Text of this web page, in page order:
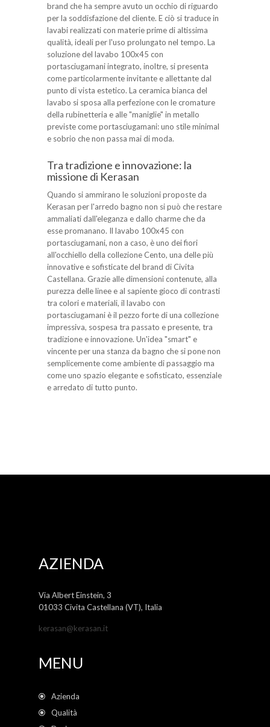
brand che ha sempre avuto un occhio di riguardo
per la soddisfazione del cliente. E ciò si traduce in
lavabi realizzati con materie prime di altissima
qualità, ideali per l'uso prolungato nel tempo. La
soluzione del lavabo 100x45 con
portasciugamani integrato, inoltre, si presenta
come particolarmente invitante e allettante dal
punto di vista estetico. La ceramica bianca del
lavabo si sposa alla perfezione con le cromature
della rubinetteria e alle "maniglie" in metallo
previste come portasciugamani: uno stile minimal
e sobrio che non passa mai di moda.
Tra tradizione e innovazione: la
missione di Kerasan
Quando si ammirano le soluzioni proposte da
Kerasan per l'arredo bagno non si può che restare
ammaliati dall'eleganza e dallo charme che da
esse promanano. Il lavabo 100x45 con
portasciugamani, non a caso, è uno dei fiori
all'occhiello della collezione Cento, una delle più
innovative e sofisticate del brand di Civita
Castellana. Grazie alle dimensioni contenute, alla
purezza delle linee e al sapiente gioco di contrasti
tra colori e materiali, il lavabo con
portasciugamani è il pezzo forte di una collezione
impressiva, sospesa tra passato e presente, tra
tradizione e innovazione. Un'idea "smart" e
vincente per una stanza da bagno che si pone non
semplicemente come ambiente di passaggio ma
come uno spazio elegante e sofisticato, essenziale
e arredato di tutto punto.
AZIENDA
Via Albert Einstein, 3
01033 Civita Castellana (VT), Italia
kerasan@kerasan.it
MENU
Azienda
Qualità